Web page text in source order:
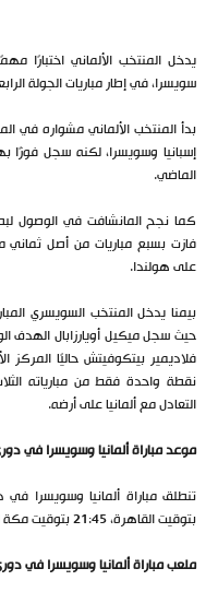
سويسرا، في إطار مباريات الجولة
بدأ المنتخب الألماني مشواره في
إسبانيا وسويسرا، لكنه سجل فوزًا
الماضي.
كما نجح المانشافت في الوصول
فازت بسبع مباريات من أصل ثماني
على هولندا.
فلاديمير بيتكوفيتش حاليًا المركز
نقطة واحدة فقط من مبارياته
التعادل مع ألمانيا على أرضه.
موعد مباراة ألمانيا وسويسرا في دوري
بتوقيت القاهرة، 21:45 بتوقيت مكة المكرمة، 18:45 بتوقيت جرينتش.
ملعب مباراة ألمانيا وسويسرا في دوري